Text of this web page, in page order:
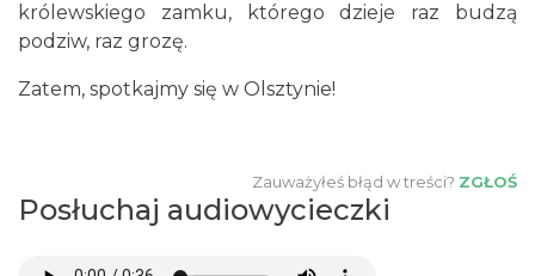
królewskiego zamku, którego dzieje raz budzą
podziw, raz grozę.
Zatem, spotkajmy się w Olsztynie!
Zauważyłeś błąd w treści? ZGŁOŚ
Posłuchaj audiowycieczki